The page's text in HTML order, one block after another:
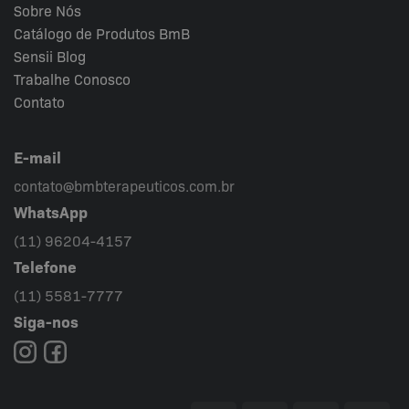
Sobre Nós
Catálogo de Produtos BmB
Sensii Blog
Trabalhe Conosco
Contato
E-mail
contato@bmbterapeuticos.com.br
WhatsApp
(11) 96204-4157
Telefone
(11) 5581-7777
Siga-nos